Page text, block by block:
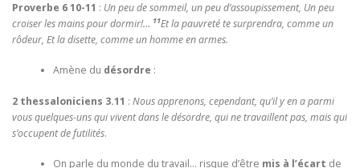
Proverbe 6 10-11 : Un peu de sommeil, un peu d’assoupissement, Un peu
croiser les mains pour dormir!… 11Et la pauvreté te surprendra, comme un
rôdeur, Et la disette, comme un homme en armes.
Amène du désordre :
2 thessaloniciens 3.11 : Nous apprenons, cependant, qu’il y en a parmi
vous quelques-uns qui vivent dans le désordre, qui ne travaillent pas, mais qui
s’occupent de futilités.
On parle du monde du travail… risque d’être mis à l’écart de